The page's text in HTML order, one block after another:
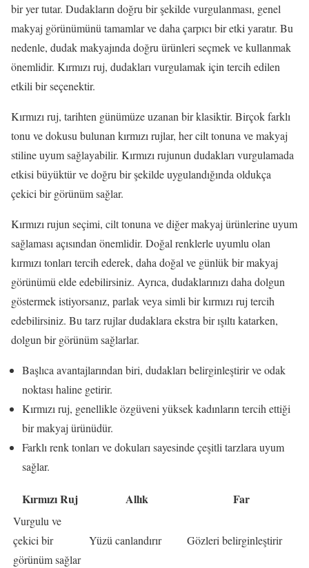
bir yer tutar. Dudakların doğru bir şekilde vurgulanması, genel
makyaj görünümünü tamamlar ve daha çarpıcı bir etki yaratır. Bu
nedenle, dudak makyajında doğru ürünleri seçmek ve kullanmak
önemlidir. Kırmızı ruj, dudakları vurgulamak için tercih edilen
etkili bir seçenektir.
Kırmızı ruj, tarihten günümüze uzanan bir klasiktir. Birçok farklı
tonu ve dokusu bulunan kırmızı rujlar, her cilt tonuna ve makyaj
stiline uyum sağlayabilir. Kırmızı rujunun dudakları vurgulamada
etkisi büyüktür ve doğru bir şekilde uygulandığında oldukça
çekici bir görünüm sağlar.
Kırmızı rujun seçimi, cilt tonuna ve diğer makyaj ürünlerine uyum
sağlaması açısından önemlidir. Doğal renklerle uyumlu olan
kırmızı tonları tercih ederek, daha doğal ve günlük bir makyaj
görünümü elde edebilirsiniz. Ayrıca, dudaklarınızı daha dolgun
göstermek istiyorsanız, parlak veya simli bir kırmızı ruj tercih
edebilirsiniz. Bu tarz rujlar dudaklara ekstra bir ışıltı katarken,
dolgun bir görünüm sağlarlar.
Başlıca avantajlarından biri, dudakları belirginleştirir ve odak
noktası haline getirir.
Kırmızı ruj, genellikle özgüveni yüksek kadınların tercih ettiği
bir makyaj ürünüdür.
Farklı renk tonları ve dokuları sayesinde çeşitli tarzlara uyum
sağlar.
Kırmızı Ruj Allık Far
Vurgulu ve
çekici bir
görünüm sağlar
Yüzü canlandırır Gözleri belirginleştirir